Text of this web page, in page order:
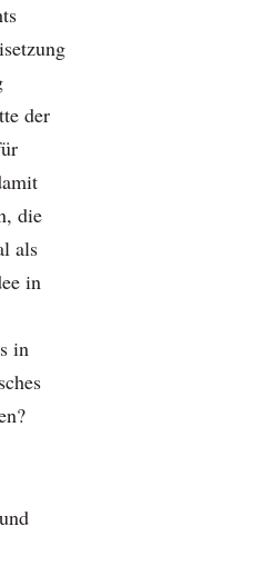
der
die
als
in
in